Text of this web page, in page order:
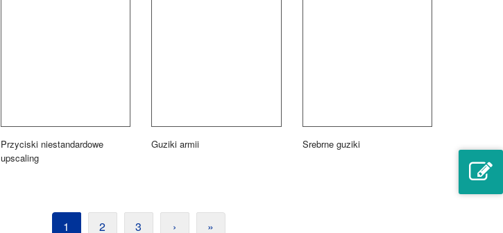
Przyciski niestandardowe
upscaling
Guziki armii Srebrne guziki
1 2 3 › »